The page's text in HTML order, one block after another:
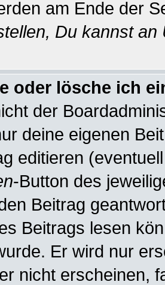
am Ende der
Du kannst
oder lösche ich
der
deine eigenen
editieren
-Button des
Beitrag
Beitrags lesen
Er wird nur
nicht erscheinen,